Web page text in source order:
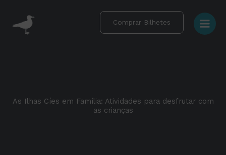
content
Comprar Bilhetes
As Ilhas Cíes em Família: Atividades para desfrutar com
as crianças